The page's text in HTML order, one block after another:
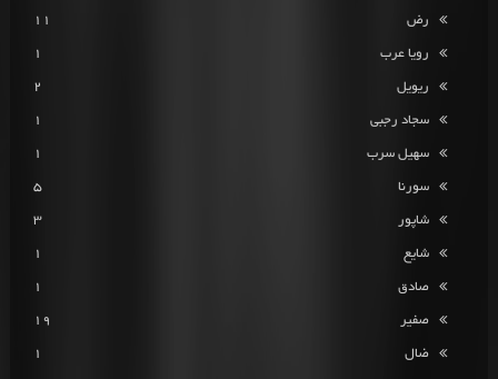
رض 11
رویا عرب 1
ریویل 2
سجاد رجبی 1
سهیل سرب 1
سورنا 5
شاپور 3
شایع 1
صادق 1
صفیر 19
ضال 1